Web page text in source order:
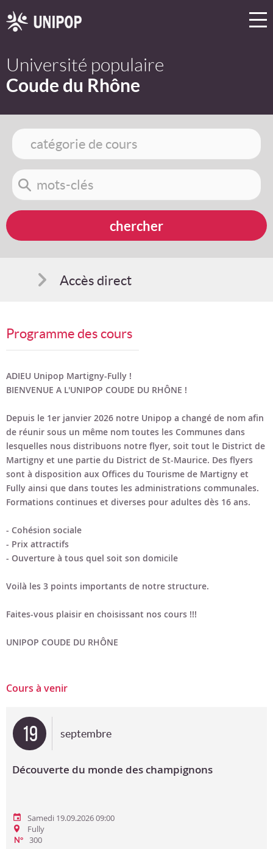
Université populaire
Coude du Rhône
Accès direct
Suggestions
Bon cadeau
Programme des cours
ADIEU Unipop Martigny-Fully !
BIENVENUE A L'UNIPOP COUDE DU RHÔNE !
Depuis le 1er janvier 2026 notre Unipop a changé de nom afin
de réunir sous un même nom toutes les Communes dans
lesquelles nous distribuons notre flyer, soit tout le District de
Martigny et une partie du District de St-Maurice. Des flyers
sont à disposition aux Offices du Tourisme de Martigny et
Fully ainsi que dans toutes les administrations communales.
Formations continues et diverses pour adultes dès 16 ans.
- Cohésion sociale
- Prix attractifs
- Ouverture à tous quel soit son domicile
Voilà les 3 points importants de notre structure.
Faites-vous plaisir en choisissant nos cours !!!
UNIPOP COUDE DU RHÔNE
Cours à venir
19 septembre
Découverte du monde des champignons
Samedi 19.09.2026 09:00
Fully
N°
300